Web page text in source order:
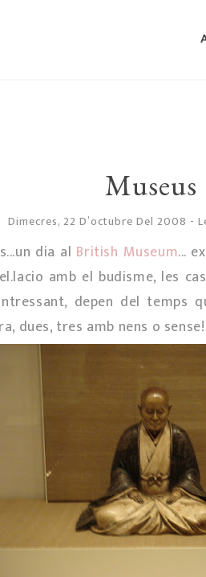
Museus
Dimecres, 22 D’octubre Del 2008 -
dia al British Museum...
amb el budisme, les
depen del
dues, tres amb nens o